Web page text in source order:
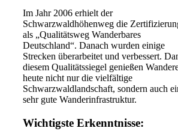
Im Jahr 2006 erhielt der
Schwarzwaldhöhenweg die
als „Qualitätsweg Wanderbares
Deutschland“. Danach wurden einige
Strecken überarbeitet und verbessert.
diesem Qualitätssiegel genießen
heute nicht nur die vielfältige
Schwarzwaldlandschaft, sondern auch
sehr gute Wanderinfrastruktur.
Wichtigste Erkenntnisse: